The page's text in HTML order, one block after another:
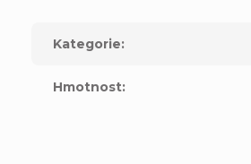
Kategorie:
Hmotnost: